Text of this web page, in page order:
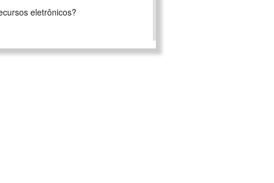
eletrônicos?